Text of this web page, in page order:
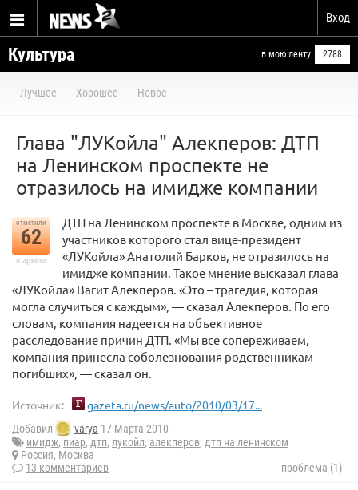
Вход
Культура в мою ленту 2788
Лучшее Хорошее Новое
Глава "ЛУКойла" Алекперов: ДТП
на Ленинском проспекте не
отразилось на имидже компании
отметили
62
в архиве
ДТП на Ленинском проспекте в Москве, одним из
участников которого стал вице-президент
«ЛУКойла» Анатолий Барков, не отразилось на
имидже компании. Такое мнение высказал глава
«ЛУКойла» Вагит Алекперов. «Это – трагедия, которая
могла случиться с каждым», — сказал Алекперов. По его
словам, компания надеется на объективное
расследование причин ДТП. «Мы все сопереживаем,
компания принесла соболезнования родственникам
погибших», — сказал он.
Источник: gazeta.ru/news/auto/2010/03/17...
Добавил varya 17 Марта 2010
имидж, пиар, дтп, лукойл, алекперов, дтп на ленинском
Россия, Москва
13 комментариев
проблема (1)